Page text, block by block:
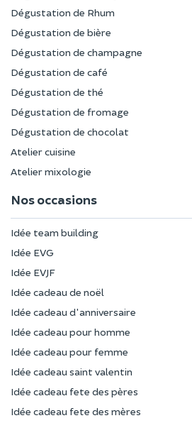
Dégustation de Rhum
Dégustation de bière
Dégustation de champagne
Dégustation de café
Dégustation de thé
Dégustation de fromage
Dégustation de chocolat
Atelier cuisine
Atelier mixologie
Nos occasions
Idée team building
Idée EVG
Idée EVJF
Idée cadeau de noël
Idée cadeau d'anniversaire
Idée cadeau pour homme
Idée cadeau pour femme
Idée cadeau saint valentin
Idée cadeau fete des pères
Idée cadeau fete des mères